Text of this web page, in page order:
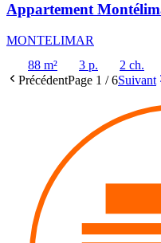
Appartement
MONTELIMAR
88 m²
3 p.
2 ch.
PrécédentPage 1 /6Suivant